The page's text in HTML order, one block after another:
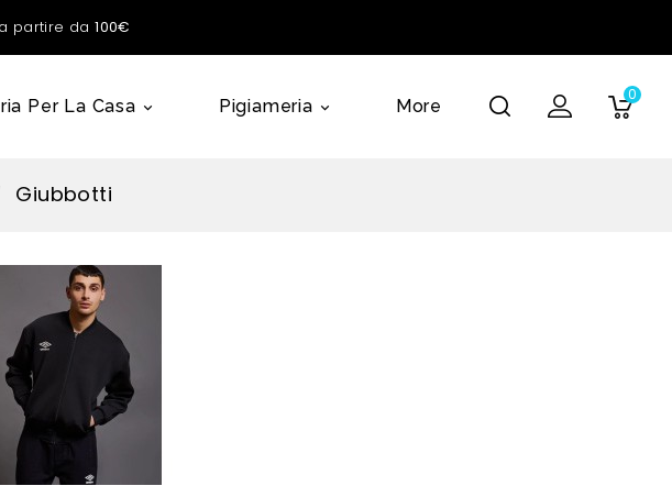
a partire da100€

Per La Casa 
Pigiameria More
0
Giubbotti